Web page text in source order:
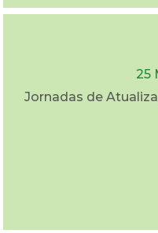
25
Jornadas de